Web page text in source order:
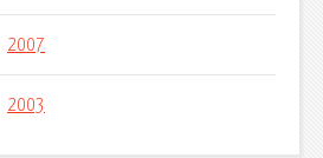
2007
2003